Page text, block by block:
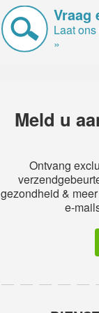
Vraag
Laat
»
Meld u
Ontvang
gezondheid &
e-